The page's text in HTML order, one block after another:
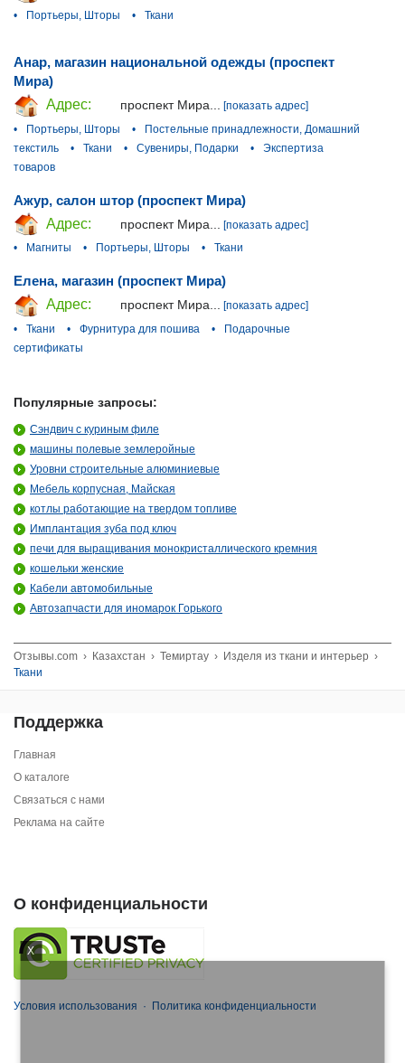
•
Портьеры, Шторы • Ткани
X
Анар, магазин национальной одежды (проспект
Мира)
Адрес:
проспект Мира...
[показать адрес]
•
Портьеры, Шторы •
Постельные принадлежности, Домашний
текстиль
• Ткани • Сувениры, Подарки •
Экспертиза
товаров
Ажур, салон штор (проспект Мира)
Адрес:
проспект Мира...
[показать адрес]
•
Магниты • Портьеры, Шторы • Ткани
Елена, магазин (проспект Мира)
Адрес:
проспект Мира... [показать адрес]
•
Ткани • Фурнитура для пошива •
Подарочные
сертификаты
Популярные запросы:
Сэндвич с куриным филе
машины полевые землеройные
Уровни строительные алюминиевые
Мебель корпусная, Майская
котлы работающие на твердом топливе
Имплантация зуба под ключ
печи для выращивания монокристаллического кремния
кошельки женские
Кабели автомобильные
Автозапчасти для иномарок Горького
Отзывы.com › Казахстан › Темиртау › Изделя из ткани и интерьер ›
Ткани
Поддержка
Главная
О каталоге
Связаться с нами
Реклама на сайте
О конфиденциальности
Условия использования · Политика конфиденциальности